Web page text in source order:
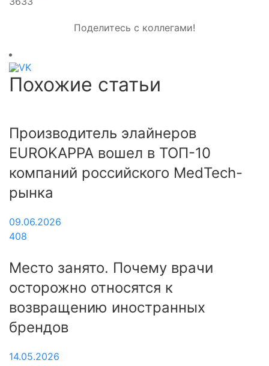
Поделитесь с коллегами!
Похожие статьи
Производитель элайнеров
EUROKAPPA вошел в ТОП-10
компаний российского MedTech-
рынка
09.06.2026
408
Место занято. Почему врачи
осторожно относятся к
возвращению иностранных
брендов
14.05.2026